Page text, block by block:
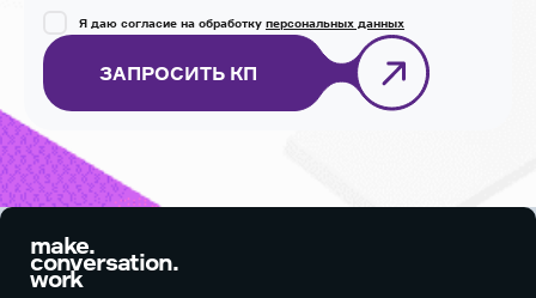
Я даю согласие на обработку персональных данных
ЗАПРОСИТЬ КП
make.
conversation.
work